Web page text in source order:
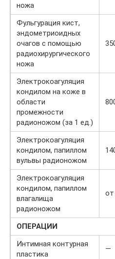
ножа
Фульгурация кист,
эндометриоидных
очагов с помощью
радиохирургического
ножа
Электрокоагуляция
кондилом на коже в
области
промежности
радионожом (за 1 ед.)
Электрокоагуляция
кондилом, папиллом
вульвы радионожом
Электрокоагуляция
кондилом, папиллом
влагалища
радионожом
от
ОПЕРАЦИИ
Интимная контурная
пластика
—